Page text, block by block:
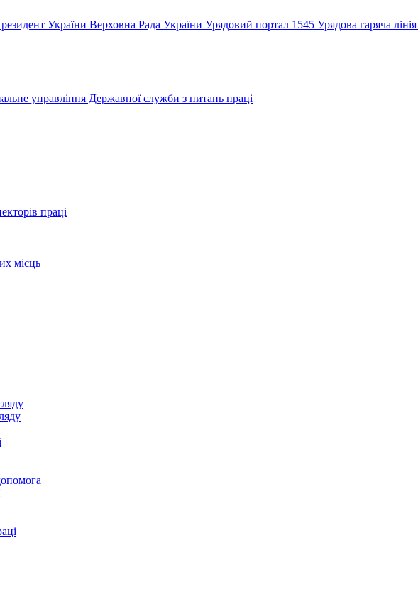
України Верховна Рада України Урядовий портал 1545 Урядова гаряча лінія
управління Державної служби з питань праці
праці
місць